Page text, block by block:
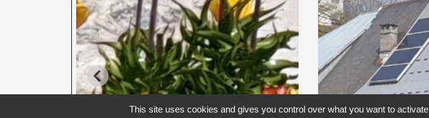
This site uses cookies and gives you control over what you want to activate